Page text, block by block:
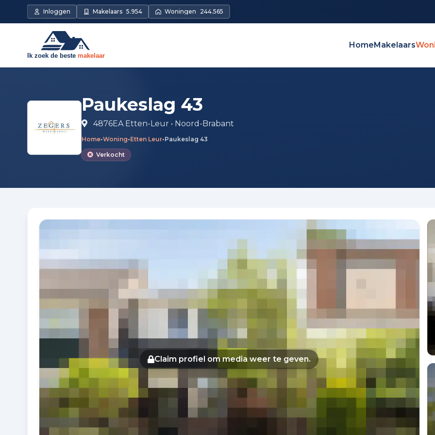
Direct naar de inhoud
Inloggen Makelaars 5.954 Woningen 244.565
HomeMakelaars
Paukeslag 43
4876EA Etten-Leur • Noord-Brabant
Home•Woning•Etten Leur•Paukeslag 43
Verkocht
Fotogalerij
Claim profiel om media weer te geven.